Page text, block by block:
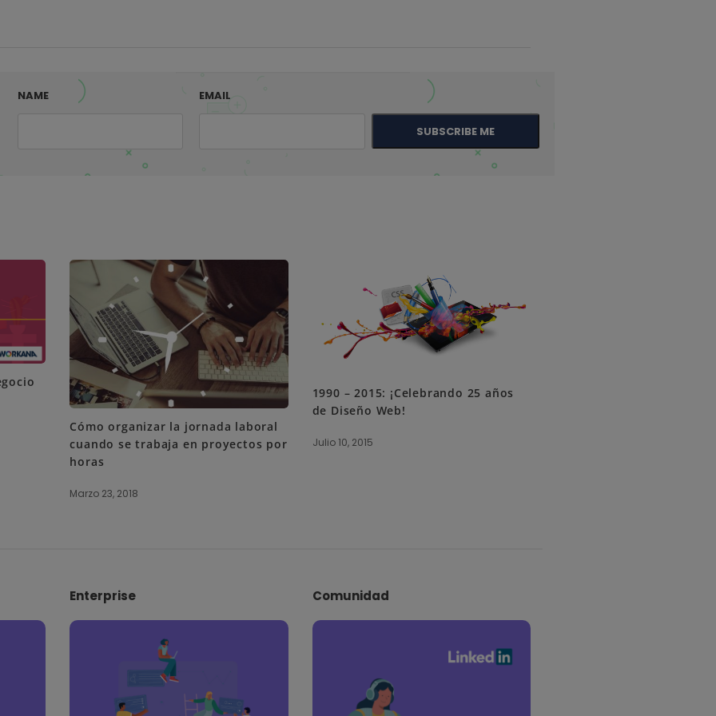
NAME EMAIL
SUBSCRIBE ME
Cómo organizar la jornada laboral
cuando se trabaja en proyectos por
horas
Marzo 23, 2018
1990 – 2015: ¡Celebrando 25 años
de Diseño Web!
Julio 10, 2015
Enterprise Comunidad